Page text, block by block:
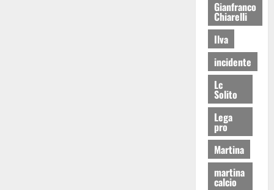
Gianfranco
Chiarelli
Ilva
incidente
Lc
Solito
Lega
pro
Martina
martina
calcio